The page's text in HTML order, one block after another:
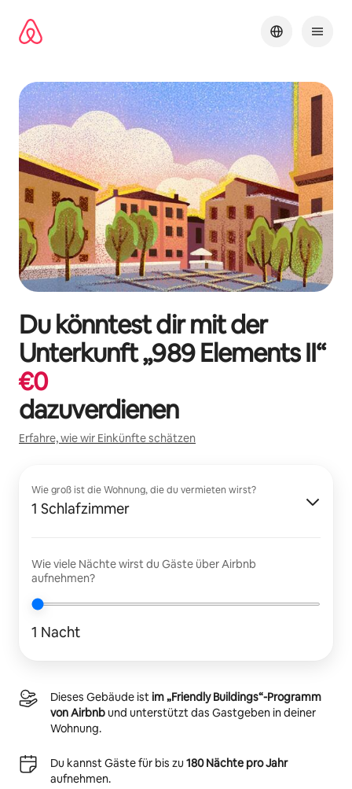
Inhalten
springen
Du könntest dir mit der
Unterkunft „989 Elements II“
€0
dazuverdienen
Erfahre, wie wir Einkünfte schätzen
Wie groß ist die Wohnung, die du vermieten wirst?
1 Schlafzimmer
Wie viele Nächte wirst du Gäste über Airbnb
aufnehmen?
1 Nacht
Dieses Gebäude istim „Friendly Buildings“-Programm
von Airbnbund unterstützt das Gastgeben in deiner
Wohnung.
Du kannst Gäste für bis zu 180 Nächte pro Jahr
aufnehmen.